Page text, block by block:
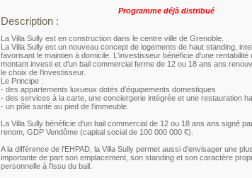
Programme déjà distribué
Description :
La Villa Sully est en construction dans le centre ville de Grenoble.
La Villa Sully est un nouveau concept de logements de haut standing,
favorisant le maintien à domicile. L'investisseur bénéficie d'une rentabilité
montant investi et d'un bail commercial ferme de 12 ou 18 ans ans
le choix de l'investisseur.
Le Principe :
- des appartements luxueux dotés d’équipements domestiques
- des services à la carte, une conciergerie intégrée et une restauration
- un pôle santé au pied de l’immeuble.
La Villa Sully bénéficie d'un bail commercial de 12 ou 18 ans ans signé
renom, GDP Vendôme (capital social de 100 000 000 €).
A la différence de l'EHPAD, la Villa Sully permet aussi d'envisager une
importante de part son emplacement, son standing et son caractère
personnelle à l'issu du bail.